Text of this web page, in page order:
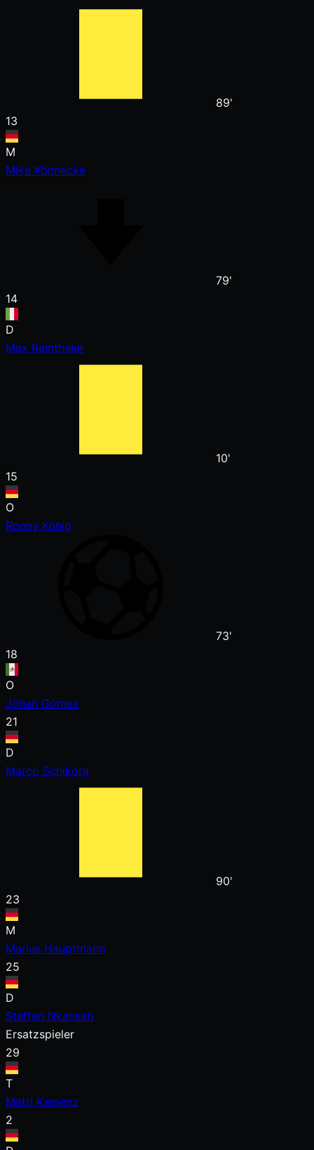
89'
13
M
Mike Könnecke
79'
14
D
Max Reinthaler
10'
15
O
Ronny König
73'
18
O
Johan Gómez
21
D
Marco Schikora
90'
23
M
Marius Hauptmann
25
D
Steffen Nkansah
Ersatzspieler
29
T
Matti Kamenz
2